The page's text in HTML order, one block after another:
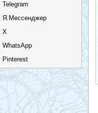
Telegram
Я.Мессенджер
X
WhatsApp
Pinterest